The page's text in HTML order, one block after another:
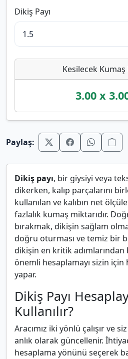
Dikiş Payı
Kesilecek Kumaş
3.00x
Paylaş:
Dikiş payı, bir giysiyi veya
dikerken, kalıp parçalarını
kullanılan ve kalıbın net
fazlalık kumaş miktarıdır.
bırakmak, dikişin sağlam
doğru oturması ve temiz bir
dikişin en kritik adımlarından
önemli hesaplamayı sizin için
yapar.
Dikiş Payı
Kullanılır?
Aracımız iki yönlü çalışır ve
anlık olarak güncellenir.
hesaplama yönünü seçerek